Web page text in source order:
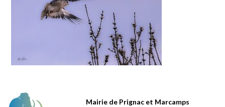
Mairie de Prignac et Marcamps